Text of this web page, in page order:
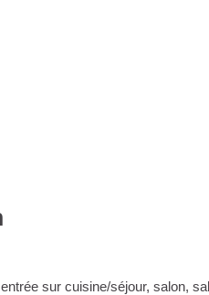
sur cuisine/séjour, salon,